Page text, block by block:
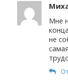
Мне
не